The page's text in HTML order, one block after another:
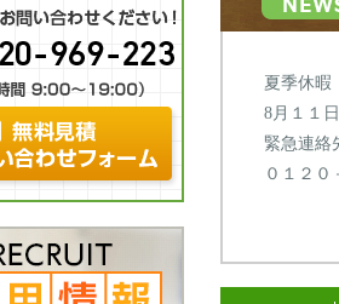
夏季休暇
8月１１
緊急連絡
０１２